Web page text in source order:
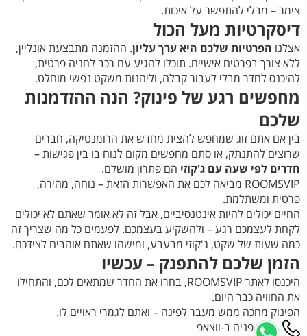
צימר – מבלי להתפשר על איכות.
דיסקרטיות מעל הכול
אצלנו הפרטיות שלכם היא ערך עליון. ההזמנה מתבצעת אונליין,
ללא צורך בפרטים אישיים. תוכלו להגיע עם רכב לחניה פרטית,
להיכנס לחדר מבלי לעבור קבלה, וליהנות משקט נפשי מוחלט.
מחפשים רגע של פינוק? הנה ההזדמנות
שלכם
בין אם אתם זוג שמחפש להצית מחדש את הרומנטיקה, חברים
שרוצים להתנתק, או סתם מחפשים מקום לנוח בו בין פגישות –
חדרים לפי שעה עם ג'קוזי הם פתרון מושלם.
ROOMSVIP מביאה לכם את האפשרות הזאת – נוחה, מהירה,
פרטית ומשתלמת.
החיים יכולים להיות אינטנסיביים, אבל זה לא אומר שאתם לא יכולים
לקחת לעצמכם רגע – ולהשקיע בעצמכם. לפעמים כל מה שצריך זה
כמה שעות של שקט, ג'קוזי מבעבע, ומישהו שאתם אוהבים לצידכם.
הזמן שלכם להתפנק – עכשיו
היכנסו לאתר ROOMSVIP, בחרו את החדר שמתאים לכם, והתחילו
את החוויה כבר היום.
הפינוק מחכה ממש מעבר לפינה – ואתם לגמרי ראויים לו.
פניה ב-ווצאפ